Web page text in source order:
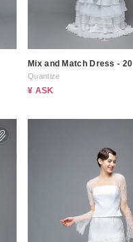
Mix and Match Dress - 20
Quantize
¥ ASK